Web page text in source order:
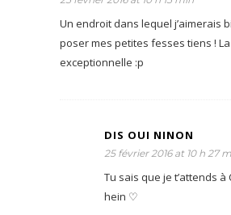
Un endroit dans lequel j’aimerais
poser mes petites fesses tiens ! La
exceptionnelle :p
DIS OUI NINON
25 février 2016 at 10 h 27
Tu sais que je t’attends à
hein ♡